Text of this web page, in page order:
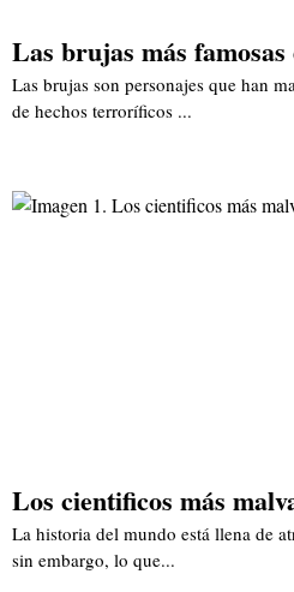
Las brujas más
Las brujas son personajes que han
de hechos terroríficos ...
Los cientificos más
La historia del mundo está llena de
sin embargo, lo que...